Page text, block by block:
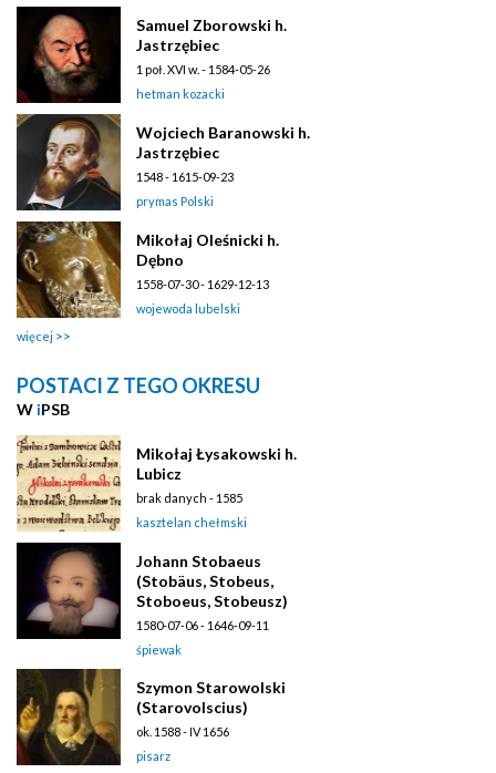
Samuel Zborowski h.
Jastrzębiec
1 poł. XVI w. - 1584-05-26
hetman kozacki
Wojciech Baranowski h.
Jastrzębiec
1548 - 1615-09-23
prymas Polski
Mikołaj Oleśnicki h.
Dębno
1558-07-30 - 1629-12-13
wojewoda lubelski
więcej
POSTACI Z TEGO OKRESU
W iPSB
Mikołaj Łysakowski h.
Lubicz
brak danych - 1585
kasztelan chełmski
Johann Stobaeus
(Stobäus, Stobeus,
Stoboeus, Stobeusz)
1580-07-06 - 1646-09-11
śpiewak
Szymon Starowolski
(Starovolscius)
ok. 1588 - IV 1656
pisarz